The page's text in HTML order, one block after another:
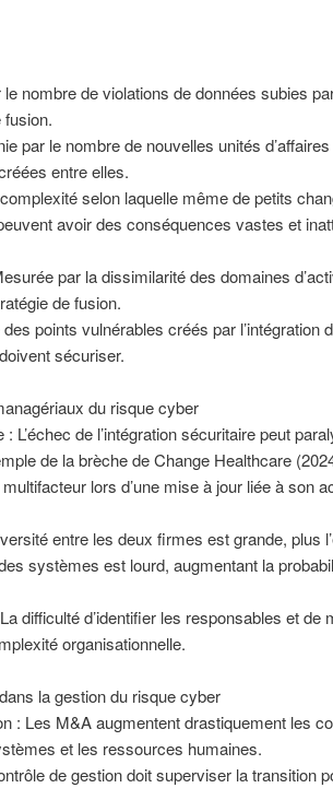
nombre de violations de données subies
fusion.
par le nombre de nouvelles unités
entre elles.
selon laquelle même de petits
avoir des conséquences vastes et
par la dissimilarité des domaines
de fusion.
points vulnérables créés par l’intégration
sécuriser.
du risque cyber
L’échec de l’intégration sécuritaire peut
de la brèche de Change Healthcare
lors d’une mise à jour liée à son
entre les deux firmes est grande, plus
systèmes est lourd, augmentant la
difficulté d’identifier les responsables et de
organisationnelle.
la gestion du risque cyber
: Les M&A augmentent drastiquement les
et les ressources humaines.
de gestion doit superviser la transition